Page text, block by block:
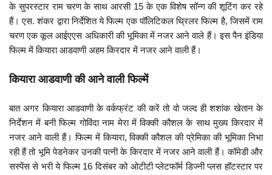
के सुपरस्टार राम चरण के साथ आरसी 15 के एक विशेष सॉन्ग की शूटिंग कर रहे
हैं। एस. शंकर द्वारा निर्देशित ये फिल्म एक पॉलिटिकल थ्रिलर फिल्म है, जिसमें राम
चरण एक कूल आईएएस अधिकारी की भूमिका में नजर आने वाले हैं। इस पैन इंडिया
फिल्म में कियारा आडवाणी अहम किरदार में नजर आने वाली हैं।
कियारा आडवाणी की आने वाली फिल्में
बात अगर कियारा आडवाणी के वर्कफ्रंट की करें तो वो जल्द ही शशांक खेतान के
निर्देशन में बनी फिल्म गोविंदा नाम मेरा में विक्की कौशल के साथ मुख्य किरदार में
नजर आने वाली हैं। फिल्म में कियारा, विक्की कौशल की प्रेमिका की भूमिका निभा
रही हैं तो भूमि पेडनेकर उनकी पत्नी के किरदार में नजर आने वाली हैं। कॉमेडी और
सस्पेंस से भरी ये फिल्म 16 दिसंबर को ओटीटी प्लेटफॉर्म डिज्नी प्लस हॉटस्टार पर